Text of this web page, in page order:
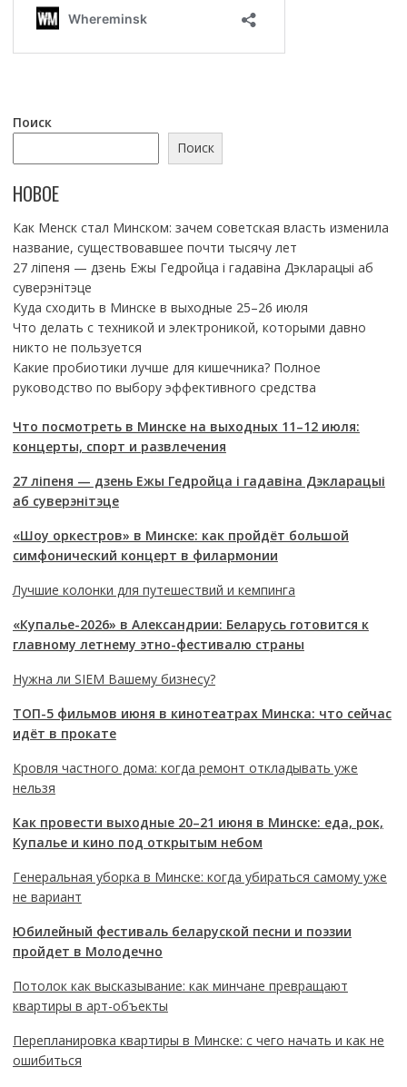
Поиск
Поиск
НОВОЕ
Как Менск стал Минском: зачем советская власть изменила
название, существовавшее почти тысячу лет
27 ліпеня — дзень Ежы Гедройца і гадавіна Дэкларацыі аб
суверэнітэце
Куда сходить в Минске в выходные 25–26 июля
Что делать с техникой и электроникой, которыми давно
никто не пользуется
Какие пробиотики лучше для кишечника? Полное
руководство по выбору эффективного средства
Что посмотреть в Минске на выходных 11–12 июля:
концерты, спорт и развлечения
27 ліпеня — дзень Ежы Гедройца і гадавіна Дэкларацыі
аб суверэнітэце
«Шоу оркестров» в Минске: как пройдёт большой
симфонический концерт в филармонии
Лучшие колонки для путешествий и кемпинга
«Купалье-2026» в Александрии: Беларусь готовится к
главному летнему этно-фестивалю страны
Нужна ли SIEM Вашему бизнесу?
ТОП-5 фильмов июня в кинотеатрах Минска: что сейчас
идёт в прокате
Кровля частного дома: когда ремонт откладывать уже
нельзя
Как провести выходные 20–21 июня в Минске: еда, рок,
Купалье и кино под открытым небом
Генеральная уборка в Минске: когда убираться самому уже
не вариант
Юбилейный фестиваль беларуской песни и поэзии
пройдет в Молодечно
Потолок как высказывание: как минчане превращают
квартиры в арт-объекты
Перепланировка квартиры в Минске: с чего начать и как не
ошибиться